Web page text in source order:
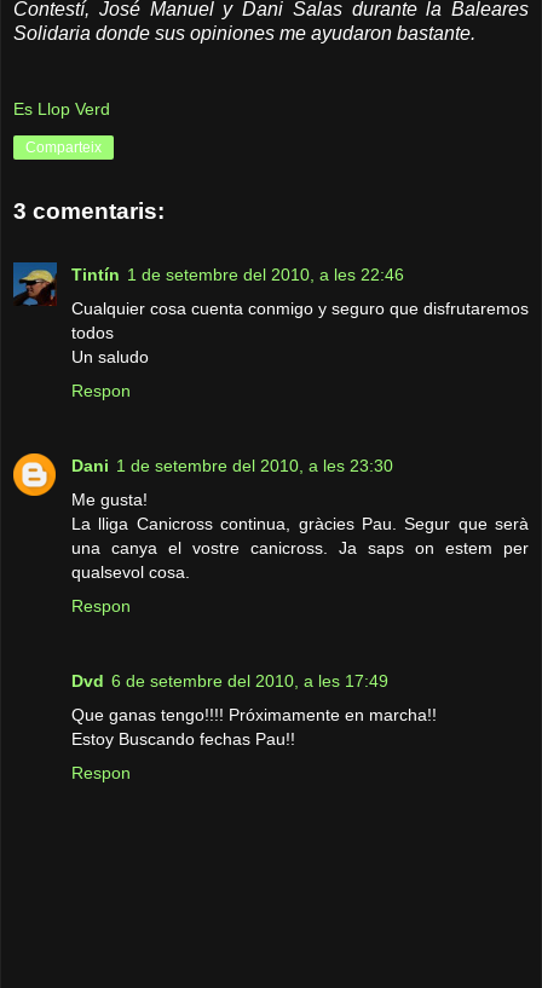
Contestí, José Manuel y Dani Salas durante la Baleares
Solidaria donde sus opiniones me ayudaron bastante.
Es Llop Verd
Comparteix
3 comentaris:
Tintín 1 de setembre del 2010, a les 22:46
Cualquier cosa cuenta conmigo y seguro que disfrutaremos
todos
Un saludo
Respon
Dani 1 de setembre del 2010, a les 23:30
Me gusta!
La lliga Canicross continua, gràcies Pau. Segur que serà
una canya el vostre canicross. Ja saps on estem per
qualsevol cosa.
Respon
Dvd 6 de setembre del 2010, a les 17:49
Que ganas tengo!!!! Próximamente en marcha!!
Estoy Buscando fechas Pau!!
Respon